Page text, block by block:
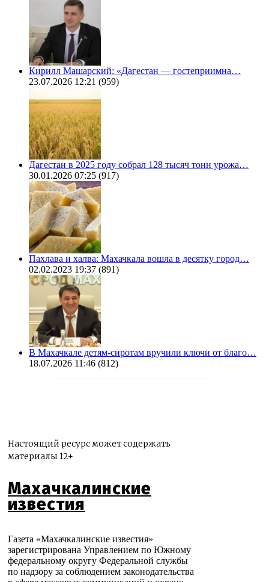
Кирилл Машарский: «Дагестан — гостеприимна…
23.07.2026 12:21 (959)
Дагестан в 2025 году собрал 128 тысяч тонн урожа…
30.01.2026 07:25 (917)
Пахлава и халва: Махачкала вошла в десятку город…
02.02.2023 19:37 (891)
В Махачкале детям-сиротам вручили ключи от благо…
18.07.2026 11:46 (812)
Настоящий ресурс может содержать
материалы 12+
Махачкалинские
известия
Газета «Махачкалинские известия»
зарегистрирована Управлением по Южному
федеральному округу Федеральной службы
по надзору за соблюдением законодательства